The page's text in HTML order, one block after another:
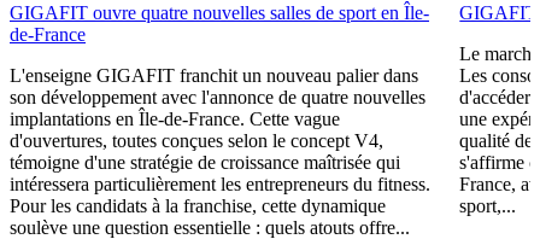
GIGAFIT ouvre quatre nouvelles salles de sport en Île-
de-France
L'enseigne GIGAFIT franchit un nouveau palier dans
son développement avec l'annonce de quatre nouvelles
implantations en Île-de-France. Cette vague
d'ouvertures, toutes conçues selon le concept V4,
témoigne d'une stratégie de croissance maîtrisée qui
intéressera particulièrement les entrepreneurs du fitness.
Pour les candidats à la franchise, cette dynamique
soulève une question essentielle : quels atouts offre...
GIGAFIT
Le
Les
d'accéder
une
qualité
s'affirme
France,
sport,...